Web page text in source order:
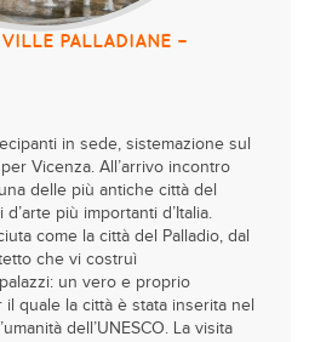
PALLADIANE –
in sede, sistemazione sul
Vicenza. All’arrivo incontro
delle più antiche città del
più importanti d’Italia.
come la città del Palladio, dal
che vi costruì
un vero e proprio
quale la città è stata inserita nel
dell’UNESCO. La visita